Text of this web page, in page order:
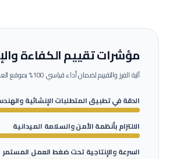
مؤشرات تقييم الكفاءة
آلية الفرز والتقييم لضمان أداء قياسي 100% بموقع العمل.
الدقة في تطبيق المتطلبات الإنشائية
الالتزام بأنظمة الأمن والسلامة الميدانية
السرعة والإنتاجية تحت ضغط العمل المستمر